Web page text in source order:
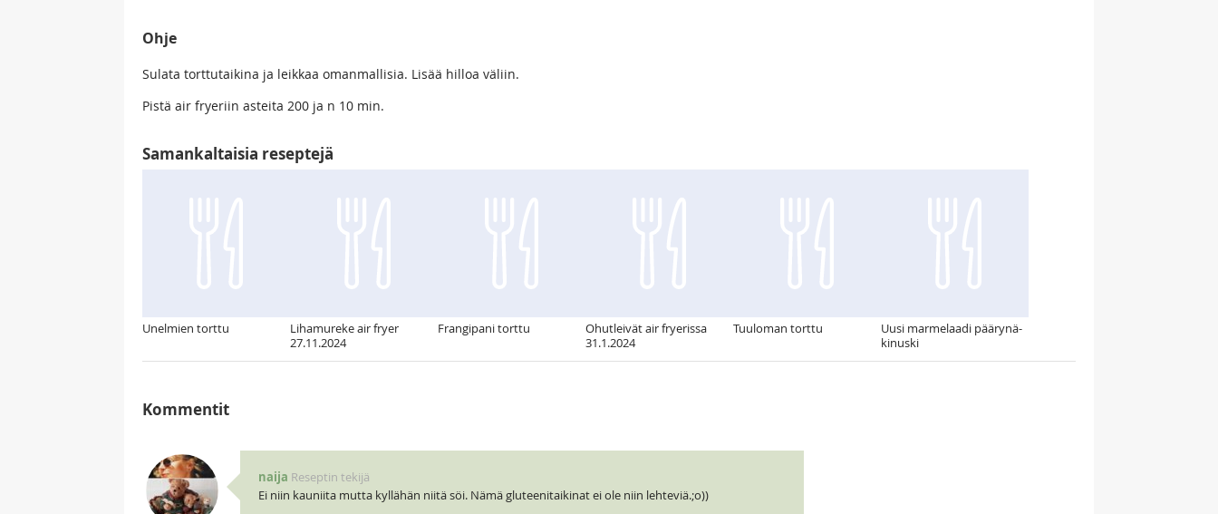
Ohje
Sulata torttutaikina ja leikkaa omanmallisia. Lisää hilloa väliin.
Pistä air fryeriin asteita 200 ja n 10 min.
Samankaltaisia reseptejä
Unelmien torttu
Lihamureke air fryer
27.11.2024
Frangipani torttu
Ohutleivät air fryerissa
31.1.2024
Tuuloman torttu
Uusi marmelaadi päärynä-
kinuski
Kommentit
naija Reseptin tekijä
Ei niin kauniita mutta kyllähän niitä söi. Nämä gluteenitaikinat ei ole niin lehteviä.;o))